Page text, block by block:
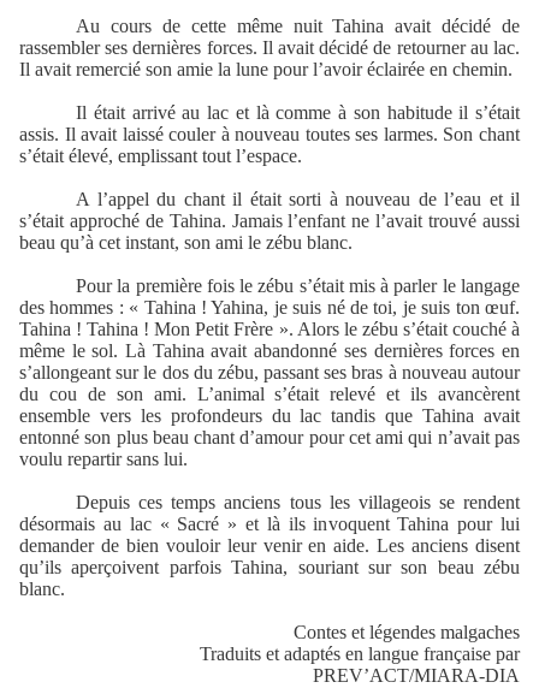
Au cours de cette même nuit Tahina avait décidé de
rassembler ses dernières forces. Il avait décidé de retourner au lac.
Il avait remercié son amie la lune pour l’avoir éclairée en chemin.
Il était arrivé au lac et là comme à son habitude il s’était
assis. Il avait laissé couler à nouveau toutes ses larmes. Son chant
s’était élevé, emplissant tout l’espace.
A l’appel du chant il était sorti à nouveau de l’eau et il
s’était approché de Tahina. Jamais l’enfant ne l’avait trouvé aussi
beau qu’à cet instant, son ami le zébu blanc.
Pour la première fois le zébu s’était mis à parler le langage
des hommes : « Tahina ! Yahina, je suis né de toi, je suis ton œuf.
Tahina ! Tahina ! Mon Petit Frère ». Alors le zébu s’était couché à
même le sol. Là Tahina avait abandonné ses dernières forces en
s’allongeant sur le dos du zébu, passant ses bras à nouveau autour
du cou de son ami. L’animal s’était relevé et ils avancèrent
ensemble vers les profondeurs du lac tandis que Tahina avait
entonné son plus beau chant d’amour pour cet ami qui n’avait pas
voulu repartir sans lui.
Depuis ces temps anciens tous les villageois se rendent
désormais au lac « Sacré » et là ils invoquent Tahina pour lui
demander de bien vouloir leur venir en aide. Les anciens disent
qu’ils aperçoivent parfois Tahina, souriant sur son beau zébu
blanc.
Contes et légendes malgaches
Traduits et adaptés en langue française par
PREV’ACT/MIARA-DIA